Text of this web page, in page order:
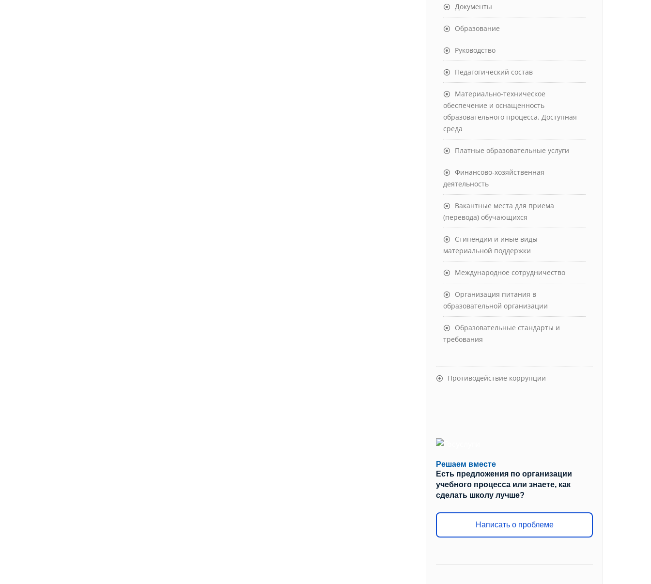
Документы
Образование
Руководство
Педагогический состав
Материально-техническое
обеспечение и оснащенность
образовательного процесса. Доступная
среда
Платные образовательные услуги
Финансово-хозяйственная
деятельность
Вакантные места для приема
(перевода) обучающихся
Стипендии и иные виды
материальной поддержки
Международное сотрудничество
Организация питания в
образовательной организации
Образовательные стандарты и
требования
Противодействие коррупции
Решаем вместе
Есть предложения по организации
учебного процесса или знаете, как
сделать школу лучше?
Написать о проблеме